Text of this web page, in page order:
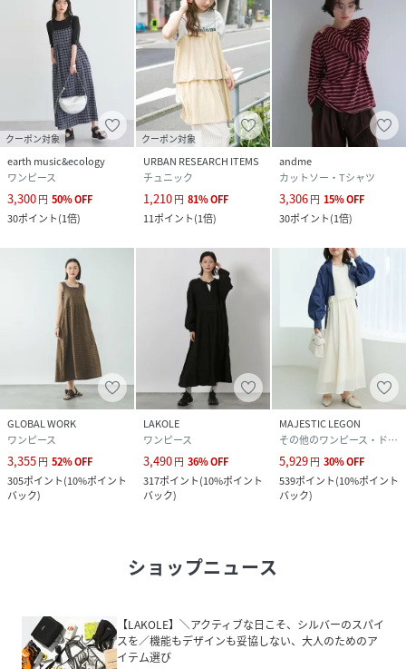
クーポン対象
earth music&ecology
ワンピース
3,300円 50%OFF
30ポイント(1倍)
クーポン対象
URBAN RESEARCH ITEMS
チュニック
1,210円 81%OFF
11ポイント(1倍)
andme
カットソー・Tシャツ
3,306円 15%OFF
30ポイント(1倍)
GLOBAL WORK
ワンピース
3,355円 52%OFF
305ポイント(10%ポイント
バック)
LAKOLE
ワンピース
3,490円 36%OFF
317ポイント(10%ポイント
バック)
MAJESTIC LEGON
その他のワンピース・ドレス
5,929円 30%OFF
539ポイント(10%ポイント
バック)
ショップニュース
【LAKOLE】＼アクティブな日こそ、シルバーのスパイ
スを／機能もデザインも妥協しない、大人のためのア
イテム選び